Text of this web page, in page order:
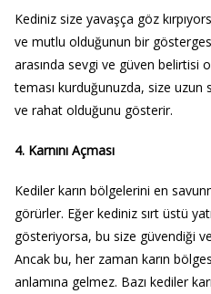
Kediniz size yavaşça göz
ve mutlu olduğunun bir
arasında sevgi ve güven belirtisi
teması kurduğunuzda, size uzun
ve rahat olduğunu gösterir.
4. Karnını Açması
Kediler karın bölgelerini en
görürler. Eğer kediniz sırt üstü
gösteriyorsa, bu size güvendiği
Ancak bu, her zaman karın
anlamına gelmez. Bazı kediler